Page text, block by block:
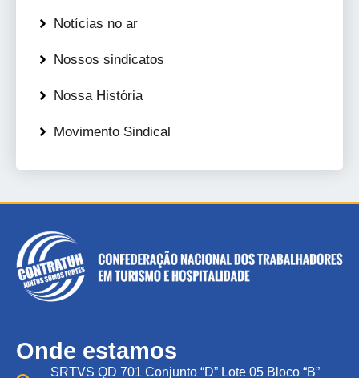
Notícias no ar
Nossos sindicatos
Nossa História
Movimento Sindical
Onde estamos
SRTVS QD 701 Conjunto “D” Lote 05 Bloco “B”